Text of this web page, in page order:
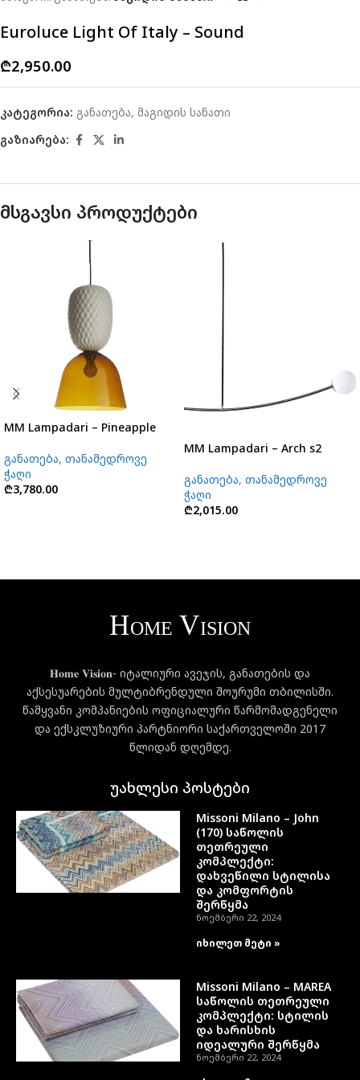
Euroluce Light Of Italy – Sound
₾2,950.00
კატეგორია: განათება, მაგიდის სანათი
გაზიარება:
მსგავსი პროდუქტები
MM Lampadari – Pineapple
განათება, თანამედროვე
ჭაღი
₾3,780.00
MM Lampadari – Arch s2
განათება, თანამედროვე
ჭაღი
₾2,015.00
𝐇𝐨𝐦𝐞 𝐕𝐢𝐬𝐢𝐨𝐧- იტალიური ავეჯის, განათების და
აქსესუარების მულტიბრენდული შოურუმი თბილისში.
წამყვანი კომპანიების ოფიციალური წარმომადგენელი
და ექსკლუზიური პარტნიორი საქართველოში 2017
წლიდან დღემდე.
უახლესი პოსტები
Missoni Milano – John
(170) საწოლის
თეთრეული
კომპლექტი:
დახვეწილი სტილისა
და კომფორტის
შერწყმა
ნოემბერი 22, 2024
იხილეთ მეტი »
Missoni Milano – MAREA
საწოლის თეთრეული
კომპლექტი: სტილის
და ხარისხის
იდეალური შერწყმა
ნოემბერი 22, 2024